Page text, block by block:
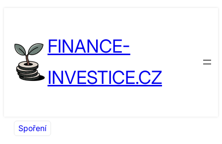
FINANCE-
INVESTICE.CZ
Spoření